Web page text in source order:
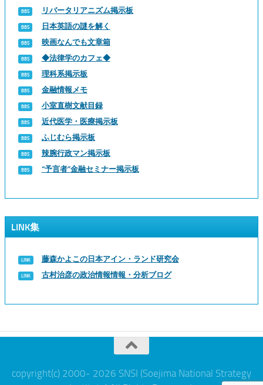
リバータリアニズム掲示板
日本英語の謎を解く
映画なんでも文章箱
◆法律学のカフェ◆
理科系掲示板
金融情報メモ
小室直樹文献目録
近代医学・医療掲示板
ふじむら掲示板
辣腕行政マン掲示板
“予言者”金融セミナー掲示板
LINK集
藤森かよこの日本アイン・ランド研究会
古村治彦の政治情報情報・分析ブログ
copyright(c) 2000- 2026 SNSI (Soejima National Strategy